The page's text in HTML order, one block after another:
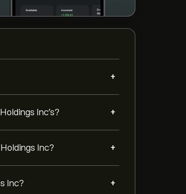
+
Inc’s? +
Inc? +
Inc? +